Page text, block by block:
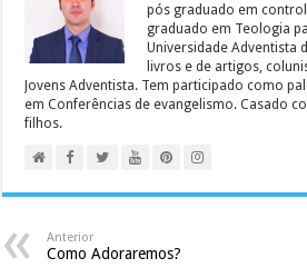
pós graduado em
graduado em Teologia
Universidade Adventista
livros e de artigos,
Jovens Adventista. Tem participado como
em Conferências de evangelismo. Casado
filhos.
Anterior
Como Adoraremos?